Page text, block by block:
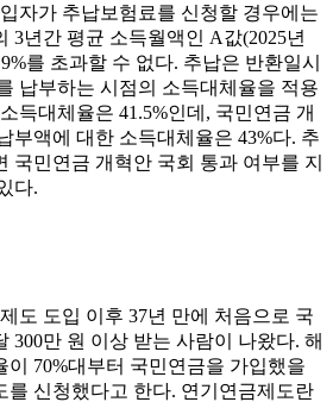
자가 추납보험료를 신청할 경우에는
3년간 평균 소득월액인 A값(2025년
를 초과할 수 없다. 추납은 반환일시
납부하는 시점의 소득대체율을 적용
득대체율은 41.5%인데, 국민연금 개
부액에 대한 소득대체율은 43%다. 추
국민연금 개혁안 국회 통과 여부를 지
다.
도 도입 이후 37년 만에 처음으로 국
300만 원 이상 받는 사람이 나왔다. 해
이 70%대부터 국민연금을 가입했을
를 신청했다고 한다. 연기연금제도란